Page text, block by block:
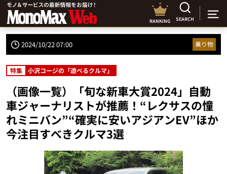
RANKING SEARCH
2024/10/22 07:00 乗り物
特集 小沢コージの「遊べるクルマ」
（画像一覧）「旬な新車大賞2024」自動
車ジャーナリストが推薦！“レクサスの憧
れミニバン”“確実に安いアジアンEV”ほか
今注目すべきクルマ3選